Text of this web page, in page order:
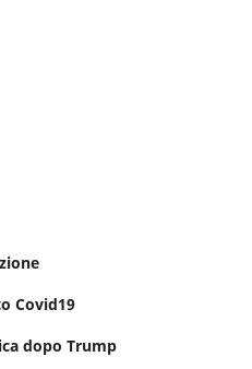
Covid19
dopo Trump